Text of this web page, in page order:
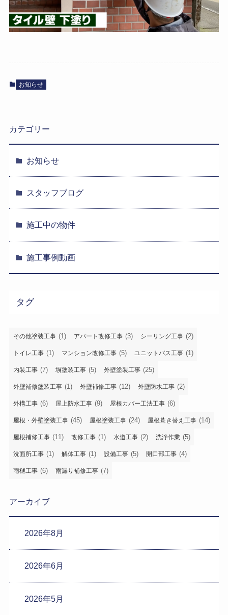
お知らせ
カテゴリー
お知らせ
スタッフブログ
施工中の物件
施工事例動画
タグ
その他塗装工事 (1) アパート改修工事 (3) シーリング工事 (2)
トイレ工事 (1) マンション改修工事 (5) ユニットバス工事 (1)
内装工事 (7) 塀塗装工事 (5) 外壁塗装工事 (25)
外壁補修塗装工事 (1) 外壁補修工事 (12) 外壁防水工事 (2)
外構工事 (6) 屋上防水工事 (9) 屋根カバー工法工事 (6)
屋根・外壁塗装工事 (45) 屋根塗装工事 (24) 屋根葺き替え工事 (14)
屋根補修工事 (11) 改修工事 (1) 水道工事 (2) 洗浄作業 (5)
洗面所工事 (1) 解体工事 (1) 設備工事 (5) 開口部工事 (4)
雨樋工事 (6) 雨漏り補修工事 (7)
アーカイブ
2026年8月
2026年6月
2026年5月